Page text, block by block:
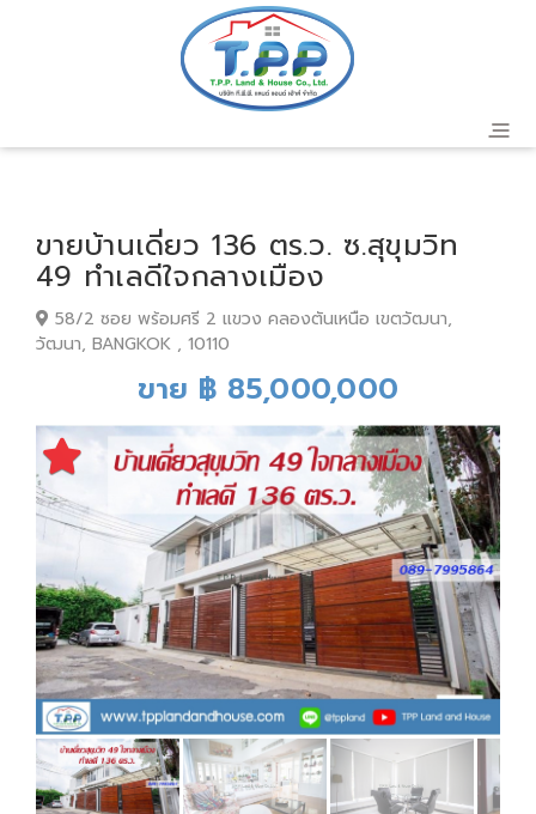
ขายบ้านเดี่ยว 136 ตร.ว. ซ.สุขุมวิท
49 ทำเลดีใจกลางเมือง
58/2 ซอย พร้อมศรี 2 แขวง คลองตันเหนือ เขตวัฒนา,
วัฒนา, BANGKOK , 10110
ขาย ฿ 85,000,000